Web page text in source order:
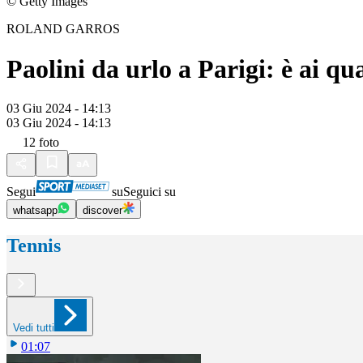
ROLAND GARROS
Paolini da urlo a Parigi: è ai
03 Giu 2024 - 14:13
03 Giu 2024 - 14:13
12 foto
Segui suSeguici su
whatsapp discover
Tennis
Vedi tutti
01:07